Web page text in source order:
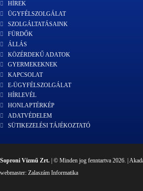
HÍREK
ÜGYFÉLSZOLGÁLAT
SZOLGÁLTATÁSAINK
FÜRDŐK
ÁLLÁS
KÖZÉRDEKŰ ADATOK
GYERMEKEKNEK
KAPCSOLAT
E-ÜGYFÉLSZOLGÁLAT
HÍRLEVÉL
HONLAPTÉRKÉP
ADATVÉDELEM
SÜTIKEZELÉSI TÁJÉKOZTATÓ
Soproni Vízmű Zrt. | © Minden jog fenntartva 2026. |
webmaster: Zalaszám Informatika